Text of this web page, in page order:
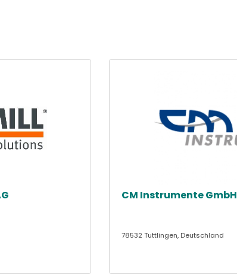
CM Instrumente GmbH
78532 Tuttlingen, Deutschland